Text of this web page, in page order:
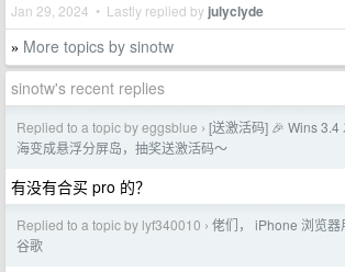
Jan 29, 2024 • Lastly replied by julyclyde
» More topics by sinotw
sinotw's recent replies
Replied to a topic by eggsblue › [送激活码] 🎉 Wins 3.4
海变成悬浮分屏岛，抽奖送激活码～
有没有合买 pro 的？
Replied to a topic by lyf340010 › 佬们， iPhone 浏览器
谷歌